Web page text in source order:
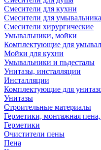
Смесители для кухни
Смесители для умывальника
Смесители хирургические
Умывальники, мойки
Комплектующие для
Мойки для кухни
Умывальники и пьдесталы
Унитазы, инсталляции
Инсталляции
Комплектующие для
Унитазы
Строительные материалы
Герметики, монтажная
Герметики
Очистители пены
Пена